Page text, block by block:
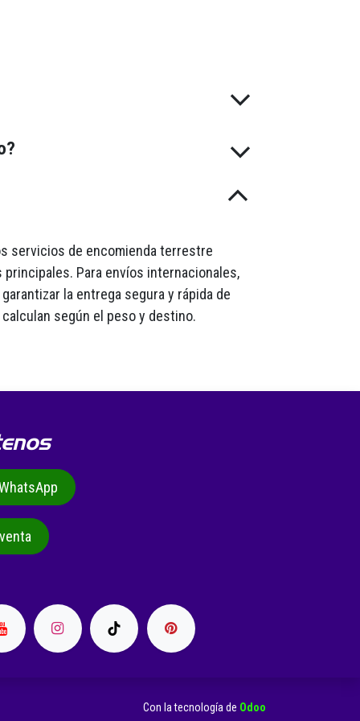
servicios de encomienda terrestre
Para envíos internacionales,
la entrega segura y rápida de
según el peso y destino.
Con la tecnología de Odoo